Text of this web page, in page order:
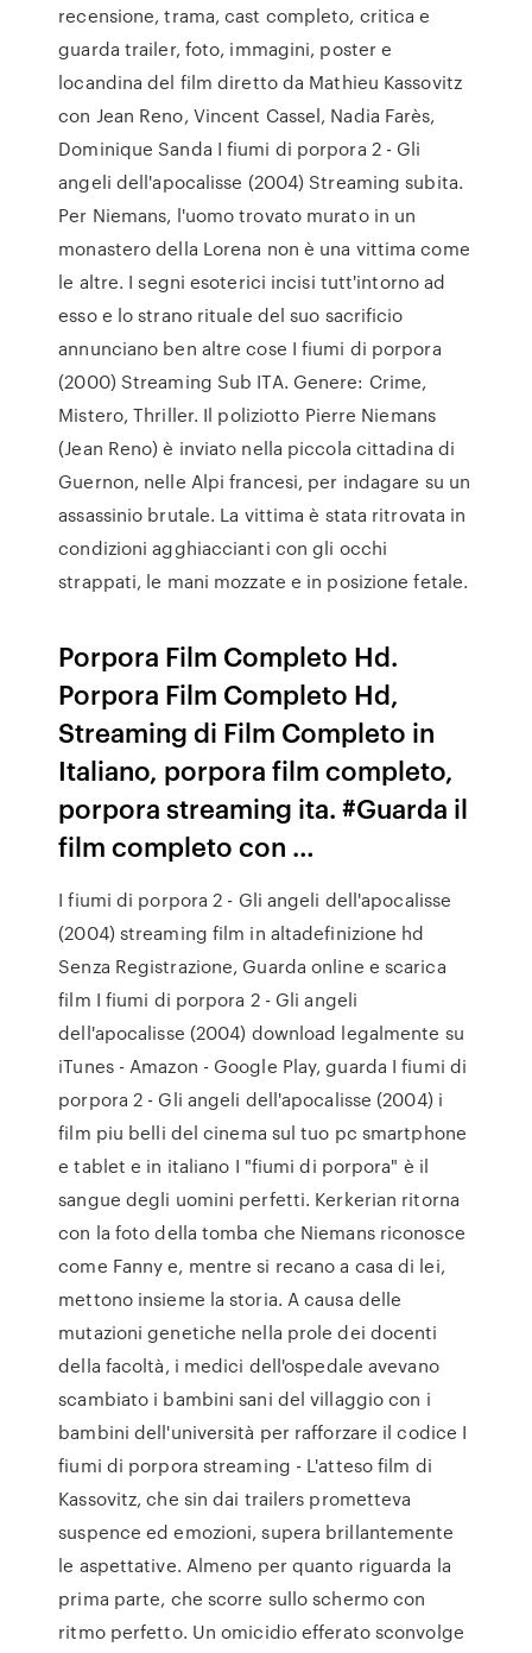
recensione, trama, cast completo, critica e
guarda trailer, foto, immagini, poster e
locandina del film diretto da Mathieu Kassovitz
con Jean Reno, Vincent Cassel, Nadia Farès,
Dominique Sanda I fiumi di porpora 2 - Gli
angeli dell'apocalisse (2004) Streaming subita.
Per Niemans, l'uomo trovato murato in un
monastero della Lorena non è una vittima come
le altre. I segni esoterici incisi tutt'intorno ad
esso e lo strano rituale del suo sacrificio
annunciano ben altre cose I fiumi di porpora
(2000) Streaming Sub ITA. Genere: Crime,
Mistero, Thriller. Il poliziotto Pierre Niemans
(Jean Reno) è inviato nella piccola cittadina di
Guernon, nelle Alpi francesi, per indagare su un
assassinio brutale. La vittima è stata ritrovata in
condizioni agghiaccianti con gli occhi
strappati, le mani mozzate e in posizione fetale.
Porpora Film Completo Hd.
Porpora Film Completo Hd,
Streaming di Film Completo in
Italiano, porpora film completo,
porpora streaming ita. #Guarda il
film completo con …
I fiumi di porpora 2 - Gli angeli dell'apocalisse
(2004) streaming film in altadefinizione hd
Senza Registrazione, Guarda online e scarica
film I fiumi di porpora 2 - Gli angeli
dell'apocalisse (2004) download legalmente su
iTunes - Amazon - Google Play, guarda I fiumi di
porpora 2 - Gli angeli dell'apocalisse (2004) i
film piu belli del cinema sul tuo pc smartphone
e tablet e in italiano I "fiumi di porpora" è il
sangue degli uomini perfetti. Kerkerian ritorna
con la foto della tomba che Niemans riconosce
come Fanny e, mentre si recano a casa di lei,
mettono insieme la storia. A causa delle
mutazioni genetiche nella prole dei docenti
della facoltà, i medici dell'ospedale avevano
scambiato i bambini sani del villaggio con i
bambini dell'università per rafforzare il codice I
fiumi di porpora streaming - L'atteso film di
Kassovitz, che sin dai trailers prometteva
suspence ed emozioni, supera brillantemente
le aspettative. Almeno per quanto riguarda la
prima parte, che scorre sullo schermo con
ritmo perfetto. Un omicidio efferato sconvolge